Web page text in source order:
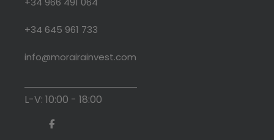
+34 645 961 733
info@morairainvest.com
L-V: 10:00 - 18:00